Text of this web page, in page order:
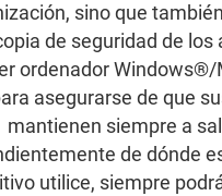
sino que
de seguridad de los
ordenador
asegurarse de que
mantienen siempre a
de dónde
utilice, siempre